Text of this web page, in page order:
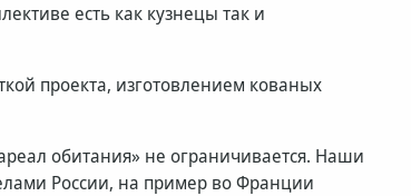
есть как кузнецы так и
проекта, изготовлением кованых
обитания» не ограничивается. Наши
России, на пример во Франции